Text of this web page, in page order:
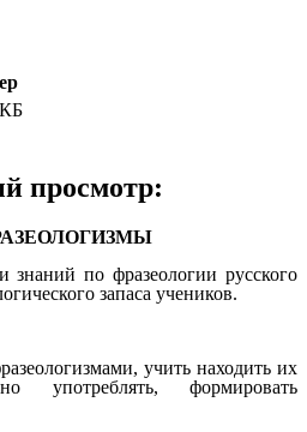
просмотр:
знаний по фразеологии русского
запаса учеников.
учить находить их
формировать